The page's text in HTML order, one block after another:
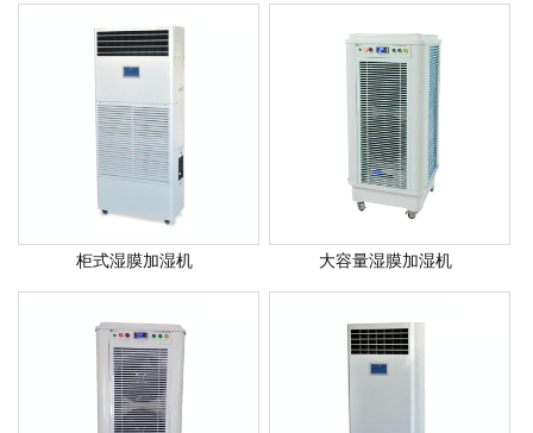
柜式湿膜加湿机 大容量湿膜加湿机